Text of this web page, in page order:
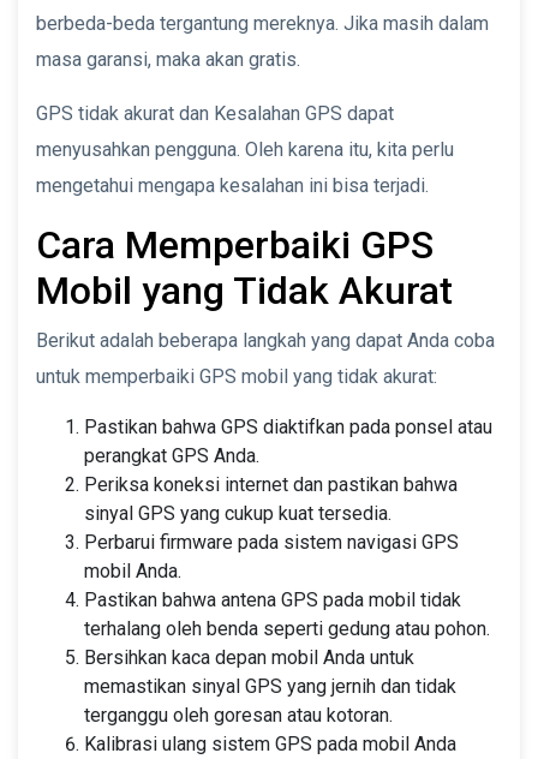
berbeda-beda tergantung mereknya. Jika masih dalam
masa garansi, maka akan gratis.
GPS tidak akurat dan Kesalahan GPS dapat
menyusahkan pengguna. Oleh karena itu, kita perlu
mengetahui mengapa kesalahan ini bisa terjadi.
Cara Memperbaiki GPS
Mobil yang Tidak Akurat
Berikut adalah beberapa langkah yang dapat Anda coba
untuk memperbaiki GPS mobil yang tidak akurat:
Pastikan bahwa GPS diaktifkan pada ponsel atau
perangkat GPS Anda.
Periksa koneksi internet dan pastikan bahwa
sinyal GPS yang cukup kuat tersedia.
Perbarui firmware pada sistem navigasi GPS
mobil Anda.
Pastikan bahwa antena GPS pada mobil tidak
terhalang oleh benda seperti gedung atau pohon.
Bersihkan kaca depan mobil Anda untuk
memastikan sinyal GPS yang jernih dan tidak
terganggu oleh goresan atau kotoran.
Kalibrasi ulang sistem GPS pada mobil Anda